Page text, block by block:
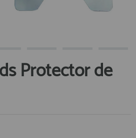
cliente
Protector de